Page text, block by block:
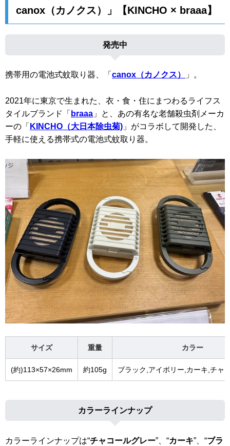
canox（カノクス）」【KINCHO × braaa】
発売中
携帯用の電池式蚊取り器、「 canox（カノクス） 」。
2021年に東京で生まれた、衣・食・住にまつわるライフス
タイルブランド「 braaa 」と、あの有名な老舗殺虫剤メーカ
ーの「 KINCHO（大日本除虫菊) 」がコラボして開発した、
手軽に使える携帯式の電池式蚊取り器。
サイズ 重量 カラー
(約)113×57×26mm 約105g ブラック,アイボリー,カーキ,チャ
カラーラインナップ
カラーラインナップは“チャコールグレー”、“カーキ”、“ブラ